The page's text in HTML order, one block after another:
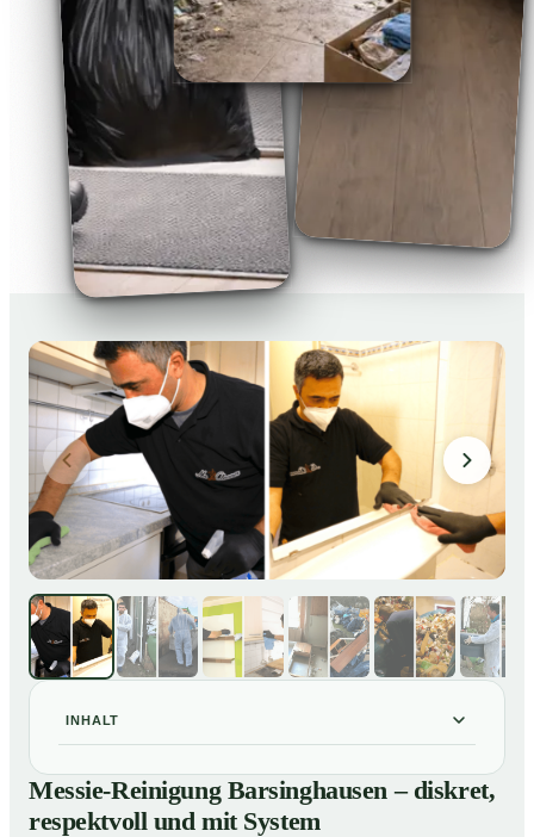
INHALT
Messie-Reinigung Barsinghausen – diskret, respektvoll
und mit System
Messie-Reinigung Barsinghausen – diskret,
respektvoll und mit System